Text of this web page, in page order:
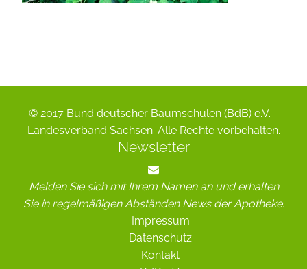
© 2017 Bund deutscher Baumschulen (BdB) e.V. -
Landesverband Sachsen. Alle Rechte vorbehalten.
Newsletter
Melden Sie sich mit Ihrem Namen an und erhalten
Sie in regelmäßigen Abständen News der Apotheke.
Impressum
Datenschutz
Kontakt